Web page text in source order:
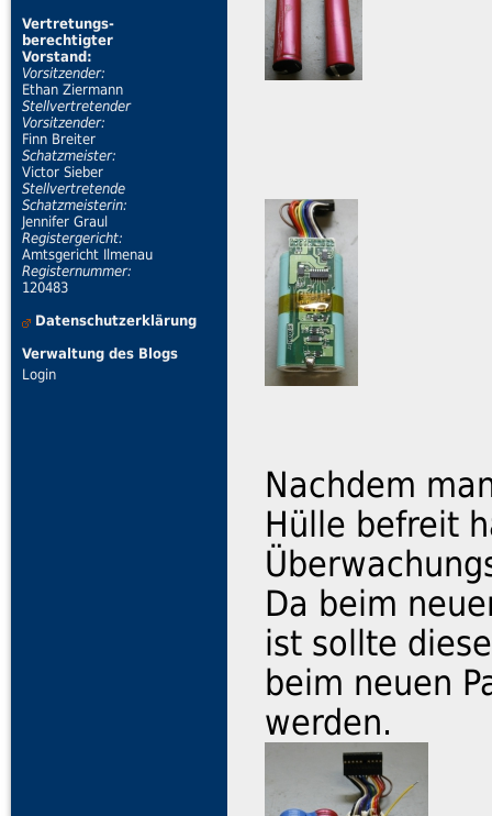
Vertretungs-
berechtigter
Vorstand:
Vorsitzender:
Ethan Ziermann
Stellvertretender
Vorsitzender:
Finn Breiter
Schatzmeister:
Victor Sieber
Stellvertretende
Schatzmeisterin:
Jennifer Graul
Registergericht:
Amtsgericht Ilmenau
Registernummer:
120483
Datenschutzerklärung
Verwaltung des Blogs
Login
Nachdem
Hülle befreit
Da beim
ist sollte
beim neuen
werden.